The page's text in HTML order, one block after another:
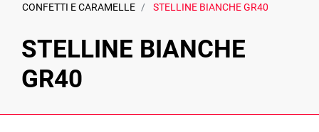
CONFETTI E CARAMELLE STELLINE BIANCHE GR40
STELLINE BIANCHE
GR40